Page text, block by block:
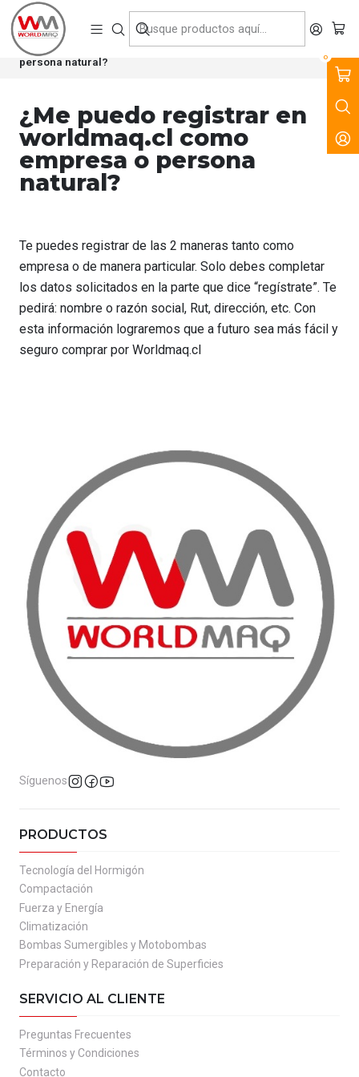
0
VENTA, ARRIENDO Y SERVICIO DE MAQUINARIA PARA LA
CONSTRUCCIÓN, MINERÍA E INDUSTRIA.
Inicio
FAQ
¿Me puedo registrar en worldmaq.cl como empresa o
persona natural?
¿Me puedo registrar en
worldmaq.cl como
empresa o persona
natural?
Te puedes registrar de las 2 maneras tanto como
empresa o de manera particular. Solo debes completar
los datos solicitados en la parte que dice “regístrate”. Te
pedirá: nombre o razón social, Rut, dirección, etc. Con
esta información lograremos que a futuro sea más fácil y
seguro comprar por Worldmaq.cl
Síguenos
PRODUCTOS
Tecnología del Hormigón
Compactación
Fuerza y Energía
Climatización
Bombas Sumergibles y Motobombas
Preparación y Reparación de Superficies
SERVICIO AL CLIENTE
Preguntas Frecuentes
Términos y Condiciones
Contacto